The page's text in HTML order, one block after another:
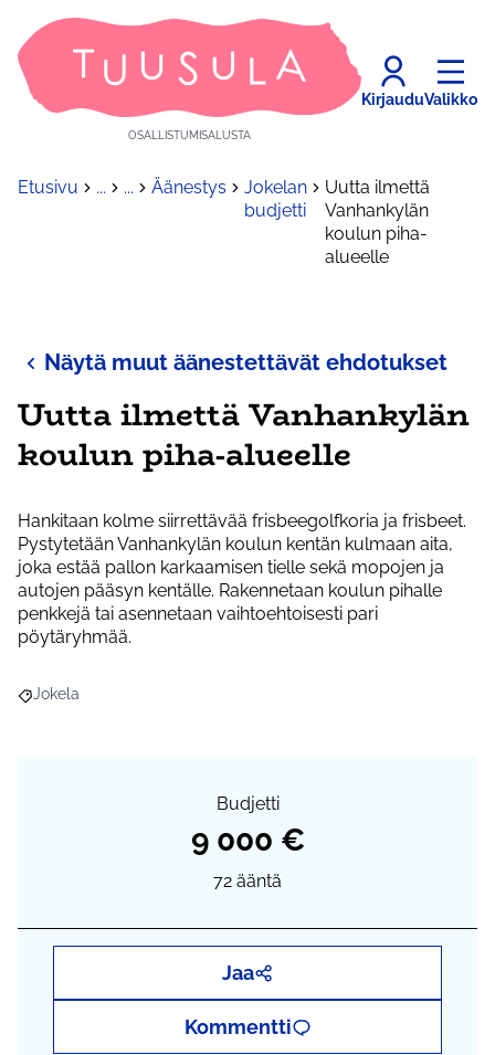
OSALLISTUMISALUSTA
KirjauduValikko
Etusivu ... ... Äänestys
Jokelan
budjetti
Uutta ilmettä
Vanhankylän
koulun piha-
alueelle
Näytä muut äänestettävät ehdotukset
Uutta ilmettä Vanhankylän
koulun piha-alueelle
Hankitaan kolme siirrettävää frisbeegolfkoria ja frisbeet.
Pystytetään Vanhankylän koulun kentän kulmaan aita,
joka estää pallon karkaamisen tielle sekä mopojen ja
autojen pääsyn kentälle. Rakennetaan koulun pihalle
penkkejä tai asennetaan vaihtoehtoisesti pari
pöytäryhmää.
Rajaa tulokset aihepiirin mukaan: Jokela
Jokela
Budjetti
9 000 €
72 ääntä
Jaa
Kommentti